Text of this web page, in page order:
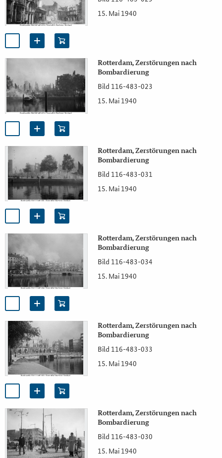
15. Mai 1940
Rotterdam, Zerstörungen nach
Bombardierung
Bild 116-483-023
15. Mai 1940
Rotterdam, Zerstörungen nach
Bombardierung
Bild 116-483-031
15. Mai 1940
Rotterdam, Zerstörungen nach
Bombardierung
Bild 116-483-034
15. Mai 1940
Rotterdam, Zerstörungen nach
Bombardierung
Bild 116-483-033
15. Mai 1940
Rotterdam, Zerstörungen nach
Bombardierung
Bild 116-483-030
15. Mai 1940